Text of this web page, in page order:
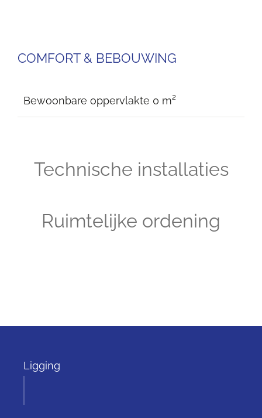
Technische installaties
Ruimtelijke ordening
COMFORT & BEBOUWING
Bewoonbare oppervlakte 0 m²
Ligging